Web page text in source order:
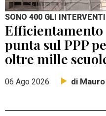
SONO 400 GLI
Efficientamento
punta sul PPP
oltre mille
06 Ago 2026 di